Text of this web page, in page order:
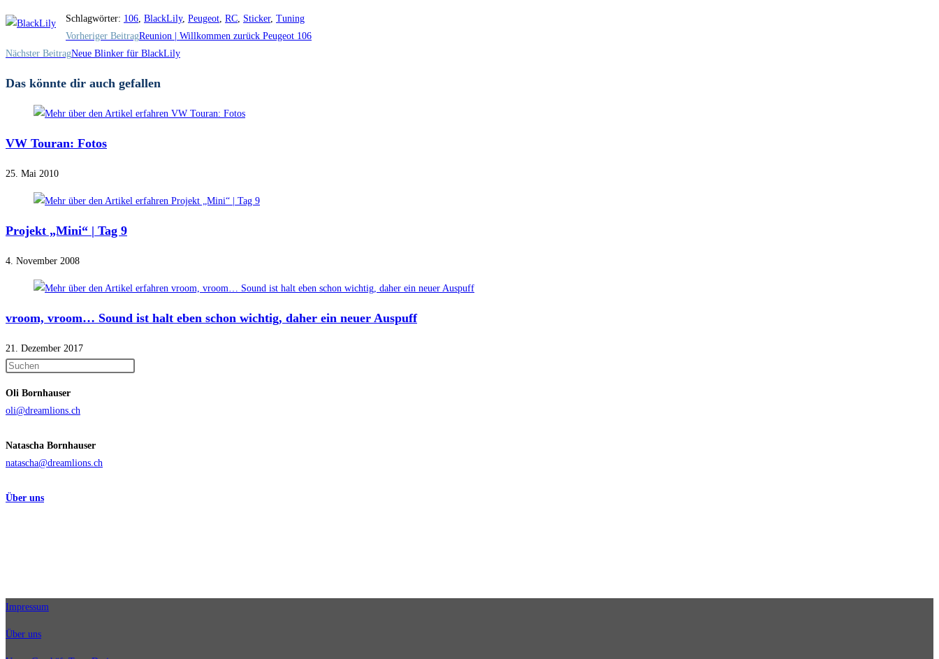
Schlagwörter: 106, BlackLily, Peugeot, RC, Sticker, Tuning
Artikel
ansehen
Vorheriger BeitragReunion | Willkommen zurück Peugeot 106
Nächster BeitragNeue Blinker für BlackLily
Das könnte dir auch gefallen
VW Touran: Fotos
25. Mai 2010
Projekt „Mini“ | Tag 9
4. November 2008
vroom, vroom… Sound ist halt eben schon wichtig, daher ein neuer Auspuff
21. Dezember 2017
Oli Bornhauser
oli@dreamlions.ch
Natascha Bornhauser
natascha@dreamlions.ch
Über uns
Impressum
Über uns